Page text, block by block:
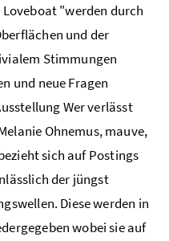
Loveboat"werden durch
und der
Stimmungen
und neue Fragen
Wer verlässt
Ohnemus, mauve,
sich aufPostings
der jüngst
Diese werden in
wobei sie auf